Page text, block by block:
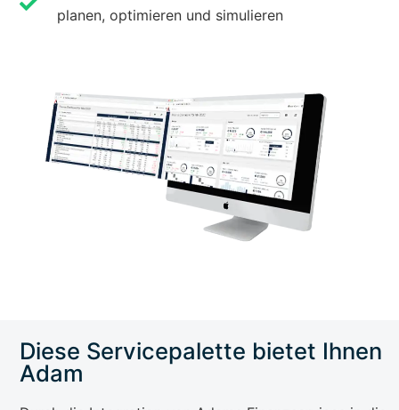
planen, optimieren und simulieren
Diese Service­palette bietet Ihnen
Adam